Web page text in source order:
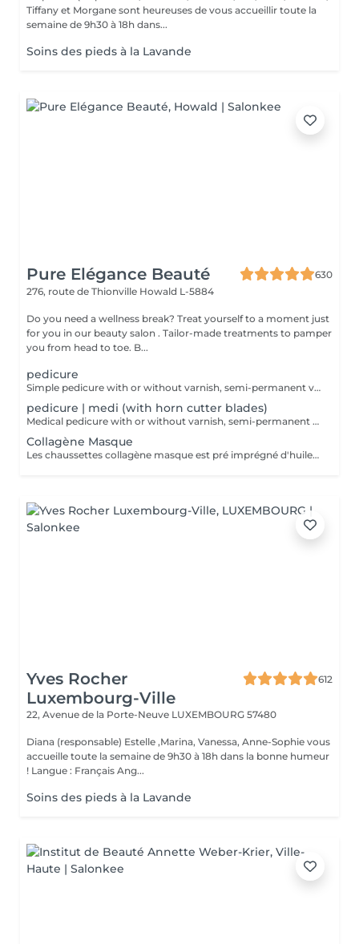
Tiffany et Morgane sont heureuses de vous accueillir toute la
semaine de 9h30 à 18h dans...
Soins des pieds à la Lavande
Pure Elégance Beauté
630
276, route de Thionville Howald L-5884
Do you need a wellness break? Treat yourself to a moment just
for you in our beauty salon . Tailor-made treatments to pamper
you from head to toe. B...
pedicure
Simple pedicure with or without varnish, semi-permanent varnish or protein-base with products from the Footlogix brand, specialized in pedicure products.
pedicure | medi (with horn cutter blades)
Medical pedicure with or without varnish, semi-permanent varnish or protein-base with products from the Footlogix brand, specializing in pedicure products.
Collagène Masque
Les chaussettes collagène masque est pré imprégné d'huile d'argon et d'une émulsion riche en collagène pour pénétrer et hydrater la peau.
Yves Rocher
Luxembourg-Ville
612
22, Avenue de la Porte-Neuve LUXEMBOURG 57480
Diana (responsable) Estelle ,Marina, Vanessa, Anne-Sophie vous
accueille toute la semaine de 9h30 à 18h dans la bonne humeur
! Langue : Français Ang...
Soins des pieds à la Lavande